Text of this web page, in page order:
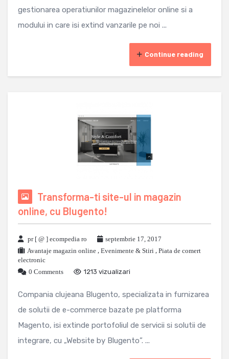
gestionarea operatiunilor magazinelelor online si a
modului in care isi extind vanzarile pe noi ...
Continue reading
Transforma-ti site-ul in magazin
online, cu Blugento!
pr [ @ ] ecompedia ro
septembrie 17, 2017
Avantaje magazin online , Evenimente & Stiri , Piata de comert
electronic
0 Comments
1213 vizualizari
Compania clujeana Blugento, specializata in furnizarea
de solutii de e-commerce bazate pe platforma
Magento, isi extinde portofoliul de servicii si solutii de
integrare, cu „Website by Blugento”. ...